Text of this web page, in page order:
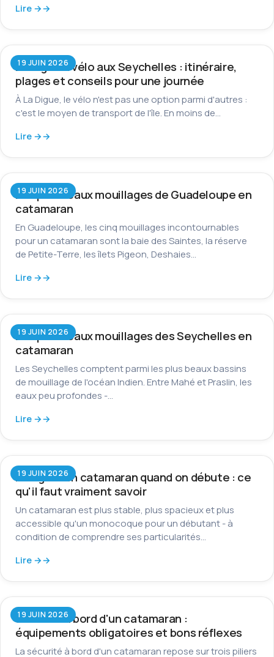
Lire →
19 JUIN 2026
La Digue à vélo aux Seychelles : itinéraire,
plages et conseils pour une journée
À La Digue, le vélo n'est pas une option parmi d'autres :
c'est le moyen de transport de l'île. En moins de…
Lire →
19 JUIN 2026
Les plus beaux mouillages de Guadeloupe en
catamaran
En Guadeloupe, les cinq mouillages incontournables
pour un catamaran sont la baie des Saintes, la réserve
de Petite-Terre, les îlets Pigeon, Deshaies…
Lire →
19 JUIN 2026
Les plus beaux mouillages des Seychelles en
catamaran
Les Seychelles comptent parmi les plus beaux bassins
de mouillage de l'océan Indien. Entre Mahé et Praslin, les
eaux peu profondes -…
Lire →
19 JUIN 2026
Naviguer en catamaran quand on débute : ce
qu'il faut vraiment savoir
Un catamaran est plus stable, plus spacieux et plus
accessible qu'un monocoque pour un débutant - à
condition de comprendre ses particularités…
Lire →
19 JUIN 2026
Sécurité à bord d'un catamaran :
équipements obligatoires et bons réflexes
La sécurité à bord d'un catamaran repose sur trois piliers